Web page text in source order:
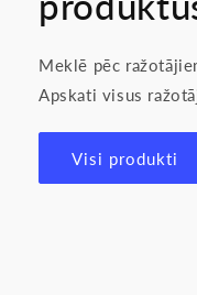
Meklē pēc
Apskati visus
Visi produkti